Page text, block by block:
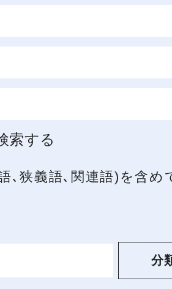
索する
､狭義語､関連語)を含め
分